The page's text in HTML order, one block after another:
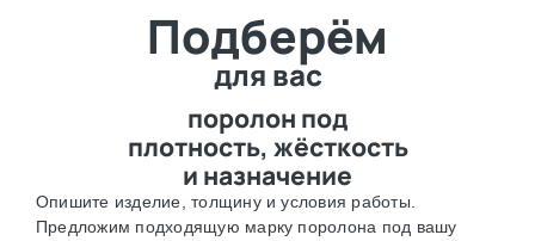
Подберём
для вас
поролон под
плотность, жёсткость
и назначение
Опишите изделие, толщину и условия работы.
Предложим подходящую марку поролона под вашу